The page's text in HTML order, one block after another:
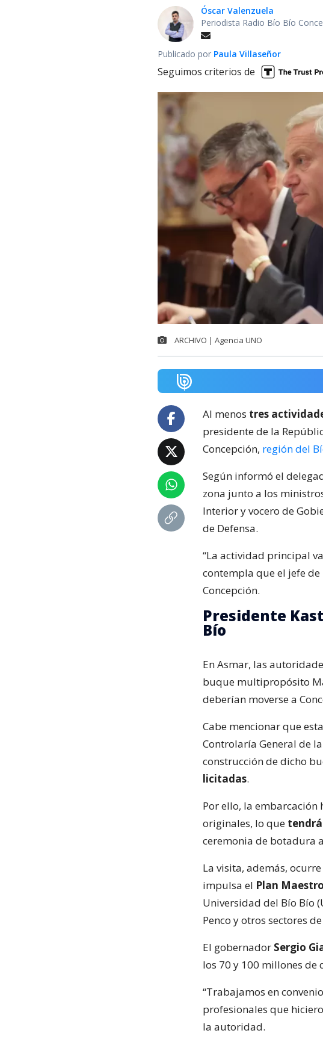
Óscar Valenzuela
Periodista Radio Bío Bío
Publicado por Paula Villaseñor
Seguimos criterios de
ARCHIVO | Agencia UNO
Al menos tres
presidente de la
Concepción, región del
Según informó el
zona junto a los
Interior y vocero de
de Defensa.
“La actividad principal
contempla que el jefe
Concepción.
Presidente
Bío
En Asmar, las
buque multipropósito
deberían moverse a
Cabe mencionar que
Controlaría General de
construcción de dicho
licitadas.
Por ello, la
originales, lo que
ceremonia de botadura
La visita, además,
impulsa el Plan
Universidad del Bío Bío
Penco y otros sectores
El gobernador Sergio
los 70 y 100 millones de
“Trabajamos en
profesionales que
la autoridad.